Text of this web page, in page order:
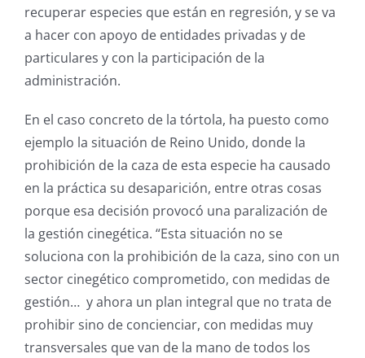
recuperar especies que están en regresión, y se va
a hacer con apoyo de entidades privadas y de
particulares y con la participación de la
administración.
En el caso concreto de la tórtola, ha puesto como
ejemplo la situación de Reino Unido, donde la
prohibición de la caza de esta especie ha causado
en la práctica su desaparición, entre otras cosas
porque esa decisión provocó una paralización de
la gestión cinegética. “Esta situación no se
soluciona con la prohibición de la caza, sino con un
sector cinegético comprometido, con medidas de
gestión… y ahora un plan integral que no trata de
prohibir sino de concienciar, con medidas muy
transversales que van de la mano de todos los